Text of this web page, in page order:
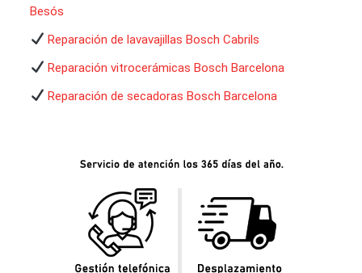
Besós
Reparación de lavavajillas Bosch Cabrils
Reparación vitrocerámicas Bosch Barcelona
Reparación de secadoras Bosch Barcelona